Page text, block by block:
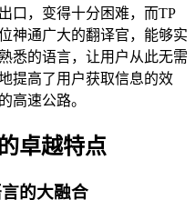
口，变得十分困难，而TP
神通广大的翻译官，能够实
悉的语言，让用户从此无需
提高了用户获取信息的效
高速公路。
卓越特点
的大融合